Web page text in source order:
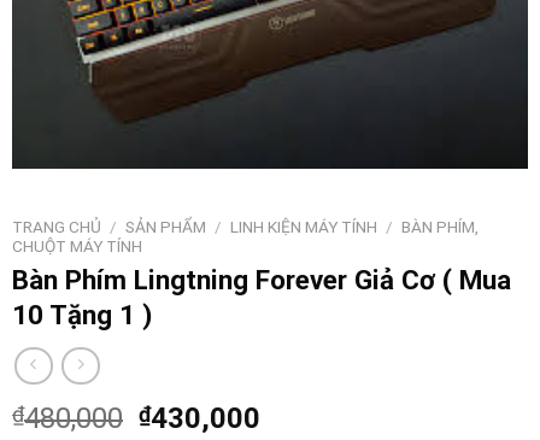
TRANG CHỦ / SẢN PHẨM / LINH KIỆN MÁY TÍNH / BÀN PHÍM,
CHUỘT MÁY TÍNH
Bàn Phím Lingtning Forever Giả Cơ ( Mua
10 Tặng 1 )
₫480,000 ₫430,000